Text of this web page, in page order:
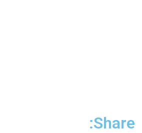
Share: